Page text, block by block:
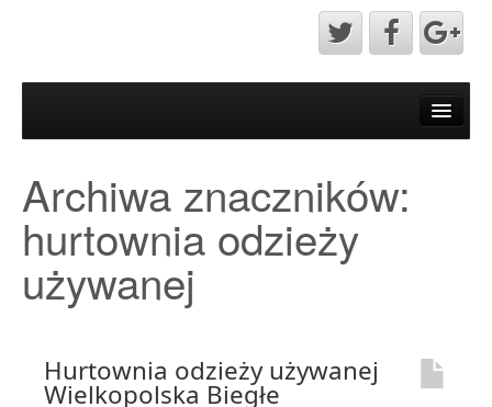
Przykładowa strona
Strona Główna
Archiwa znaczników:
hurtownia odzieży
używanej
Hurtownia odzieży używanej
Wielkopolska Biegłe